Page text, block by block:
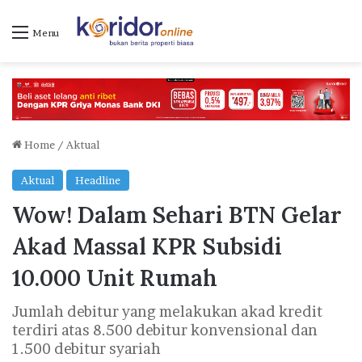
Menu
Home / Aktual
Aktual Headline
Wow! Dalam Sehari BTN Gelar
Akad Massal KPR Subsidi
10.000 Unit Rumah
Jumlah debitur yang melakukan akad kredit
terdiri atas 8.500 debitur konvensional dan
1.500 debitur syariah